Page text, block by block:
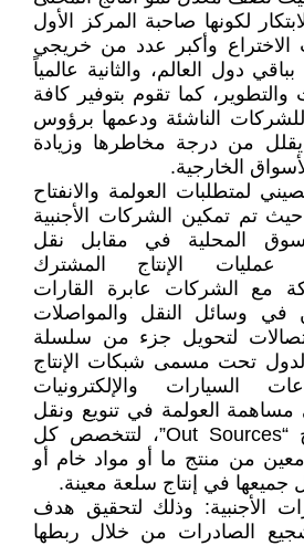
لكونها صاحبة المركز الأول
الاختراع وأكبر عدد من خريجي
دول العالم، والثانية عالمياً
كما تقوم بتوفير كافة
للشركات الناشئة ودعمها برؤوس
يقلل من درجة مخاطرها وزيادة
الخارجية.
لمتطلبات العولمة والانفتاح
تم تمكين الشركات الأجنبية
المحلية في مقابل نقل
عمليات الإنتاج المشترك
مع الشركات عابرة القارات
في وسائل النقل والمواصلات
لتحويل جزء من سلسلة
تحت مسمى شبكات الإنتاج
السيارات والإلكترونيات
العولمة في تنويع ونقل
سلاسل الإنتاج، نموذج “Out Sources”، لتتخصص كل
من منتج ما أو مواد خام أو
جميعها في إنتاج سلعة معينة.
الأجنبية: وذلك لتحقيق هدف
الصادرات من خلال ربطها